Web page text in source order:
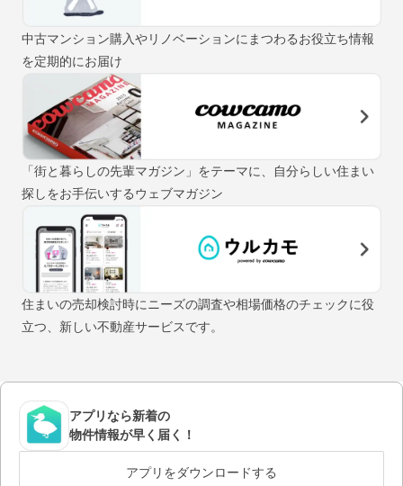
中古マンション購入やリノベーションにまつわるお役立ち情報
を定期的にお届け
「街と暮らしの先輩マガジン」をテーマに、自分らしい住まい
探しをお手伝いするウェブマガジン
住まいの売却検討時にニーズの調査や相場価格のチェックに役
立つ、新しい不動産サービスです。
アプリなら新着の
物件情報が早く届く！
アプリをダウンロードする